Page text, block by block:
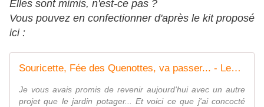
Elles sont mimis, n'est-ce pas ?
Vous pouvez en confectionner d'après le kit proposé
ici :
Souricette, Fée des Quenottes, va passer... - Les chroniques de Frimousse
Je vous avais promis de revenir aujourd'hui avec un autre
projet que le jardin potager... Et voici ce que j'ai concocté